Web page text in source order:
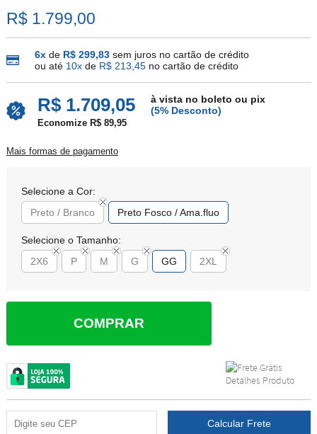
R$ 1.799,00
6xde R$ 299,83 sem juros no cartão de crédito
ou até 10xde R$ 213,45no cartão de crédito
R$ 1.709,05
à vista no boleto ou pix
(5% Desconto)
Economize R$ 89,95
Mais formas de pagamento
Selecione a Cor:
Preto / Branco
Preto Fosco / Ama.fluo
Selecione o Tamanho:
2X6
P M G GG 2XL
COMPRAR